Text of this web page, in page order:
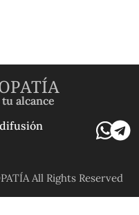
alcance
All Rights Reserved